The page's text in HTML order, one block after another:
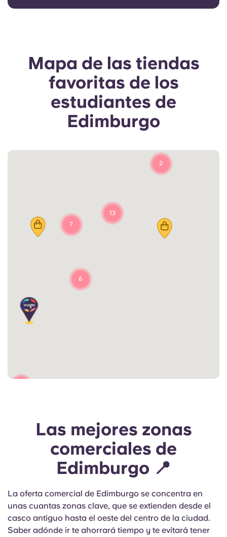
Mapa de las tiendas
favoritas de los
estudiantes de
Edimburgo
7
13
6
2
Las mejores zonas
comerciales de
Edimburgo 📍
La oferta comercial de Edimburgo se concentra en
unas cuantas zonas clave, que se extienden desde el
casco antiguo hasta el oeste del centro de la ciudad.
Saber adónde ir te ahorrará tiempo y te evitará tener